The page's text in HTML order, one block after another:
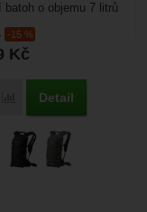
-15 %
Kč
Přidat 'Acepac Edge 7
Detail
batoh o objemu 7 litrů
pro...